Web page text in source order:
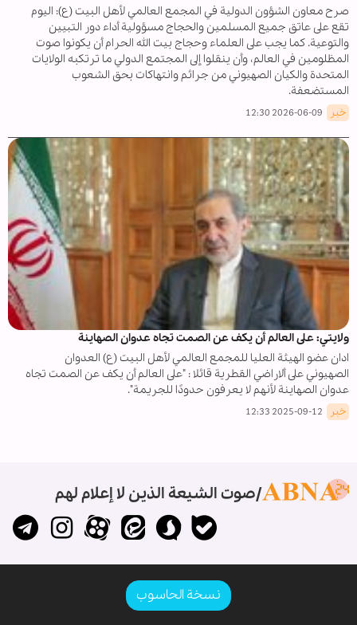
صرح معاون الشؤون الدولية في المجمع العالمي لأهل البيت (ع): اليوم
تقع على عاتق جميع المسلمين والحجاج مسؤولية أداء دور التبيين
والتوعية. كما يجب على العلماء وحجاج بيت الله الحرام أن يكونوا صوت
المظلومين في العالم، وأن ينقلوا إلى المجتمع الدولي ما ترتكبه الولايات
المتحدة والكيان الصهيوني من جرائم وانتهاكات بحق الشعوب
المستضعفة.
خبر 2026-06-09 12:30
ولايتي: على العالم أن يكف عن الصمت تجاه عدوان الصهاينة
ادان عضو الهيئة العليا للمجمع العالمي لأهل البيت (ع) العدوان
الصهيوني على ألاراضي القطرية قائلا : "على العالم أن يكف عن الصمت تجاه
عدوان الصهاينة لأنهم لا يعرفون حدودًا للجريمة".
خبر 2025-09-12 12:33
صوت الشيعة الذين لا إعلام لهم
نسخة الحاسوب